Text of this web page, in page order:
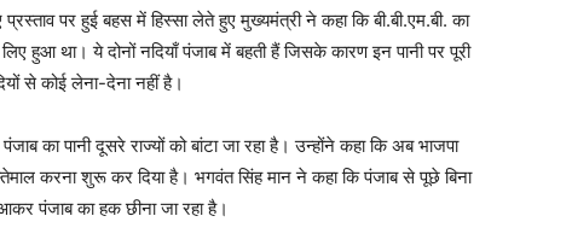
पर हुई बहस में हिस्सा लेते हुए मुख्यमंत्री ने कहा कि बी.बी.एम.बी. का
हुआ था। ये दोनों नदियाँ पंजाब में बहती हैं जिसके कारण इन पानी पर पूरी
से कोई लेना-देना नहीं है।
का पानी दूसरे राज्यों को बांटा जा रहा है। उन्होंने कहा कि अब भाजपा
करना शुरू कर दिया है। भगवंत सिंह मान ने कहा कि पंजाब से पूछे बिना
पंजाब का हक छीना जा रहा है।